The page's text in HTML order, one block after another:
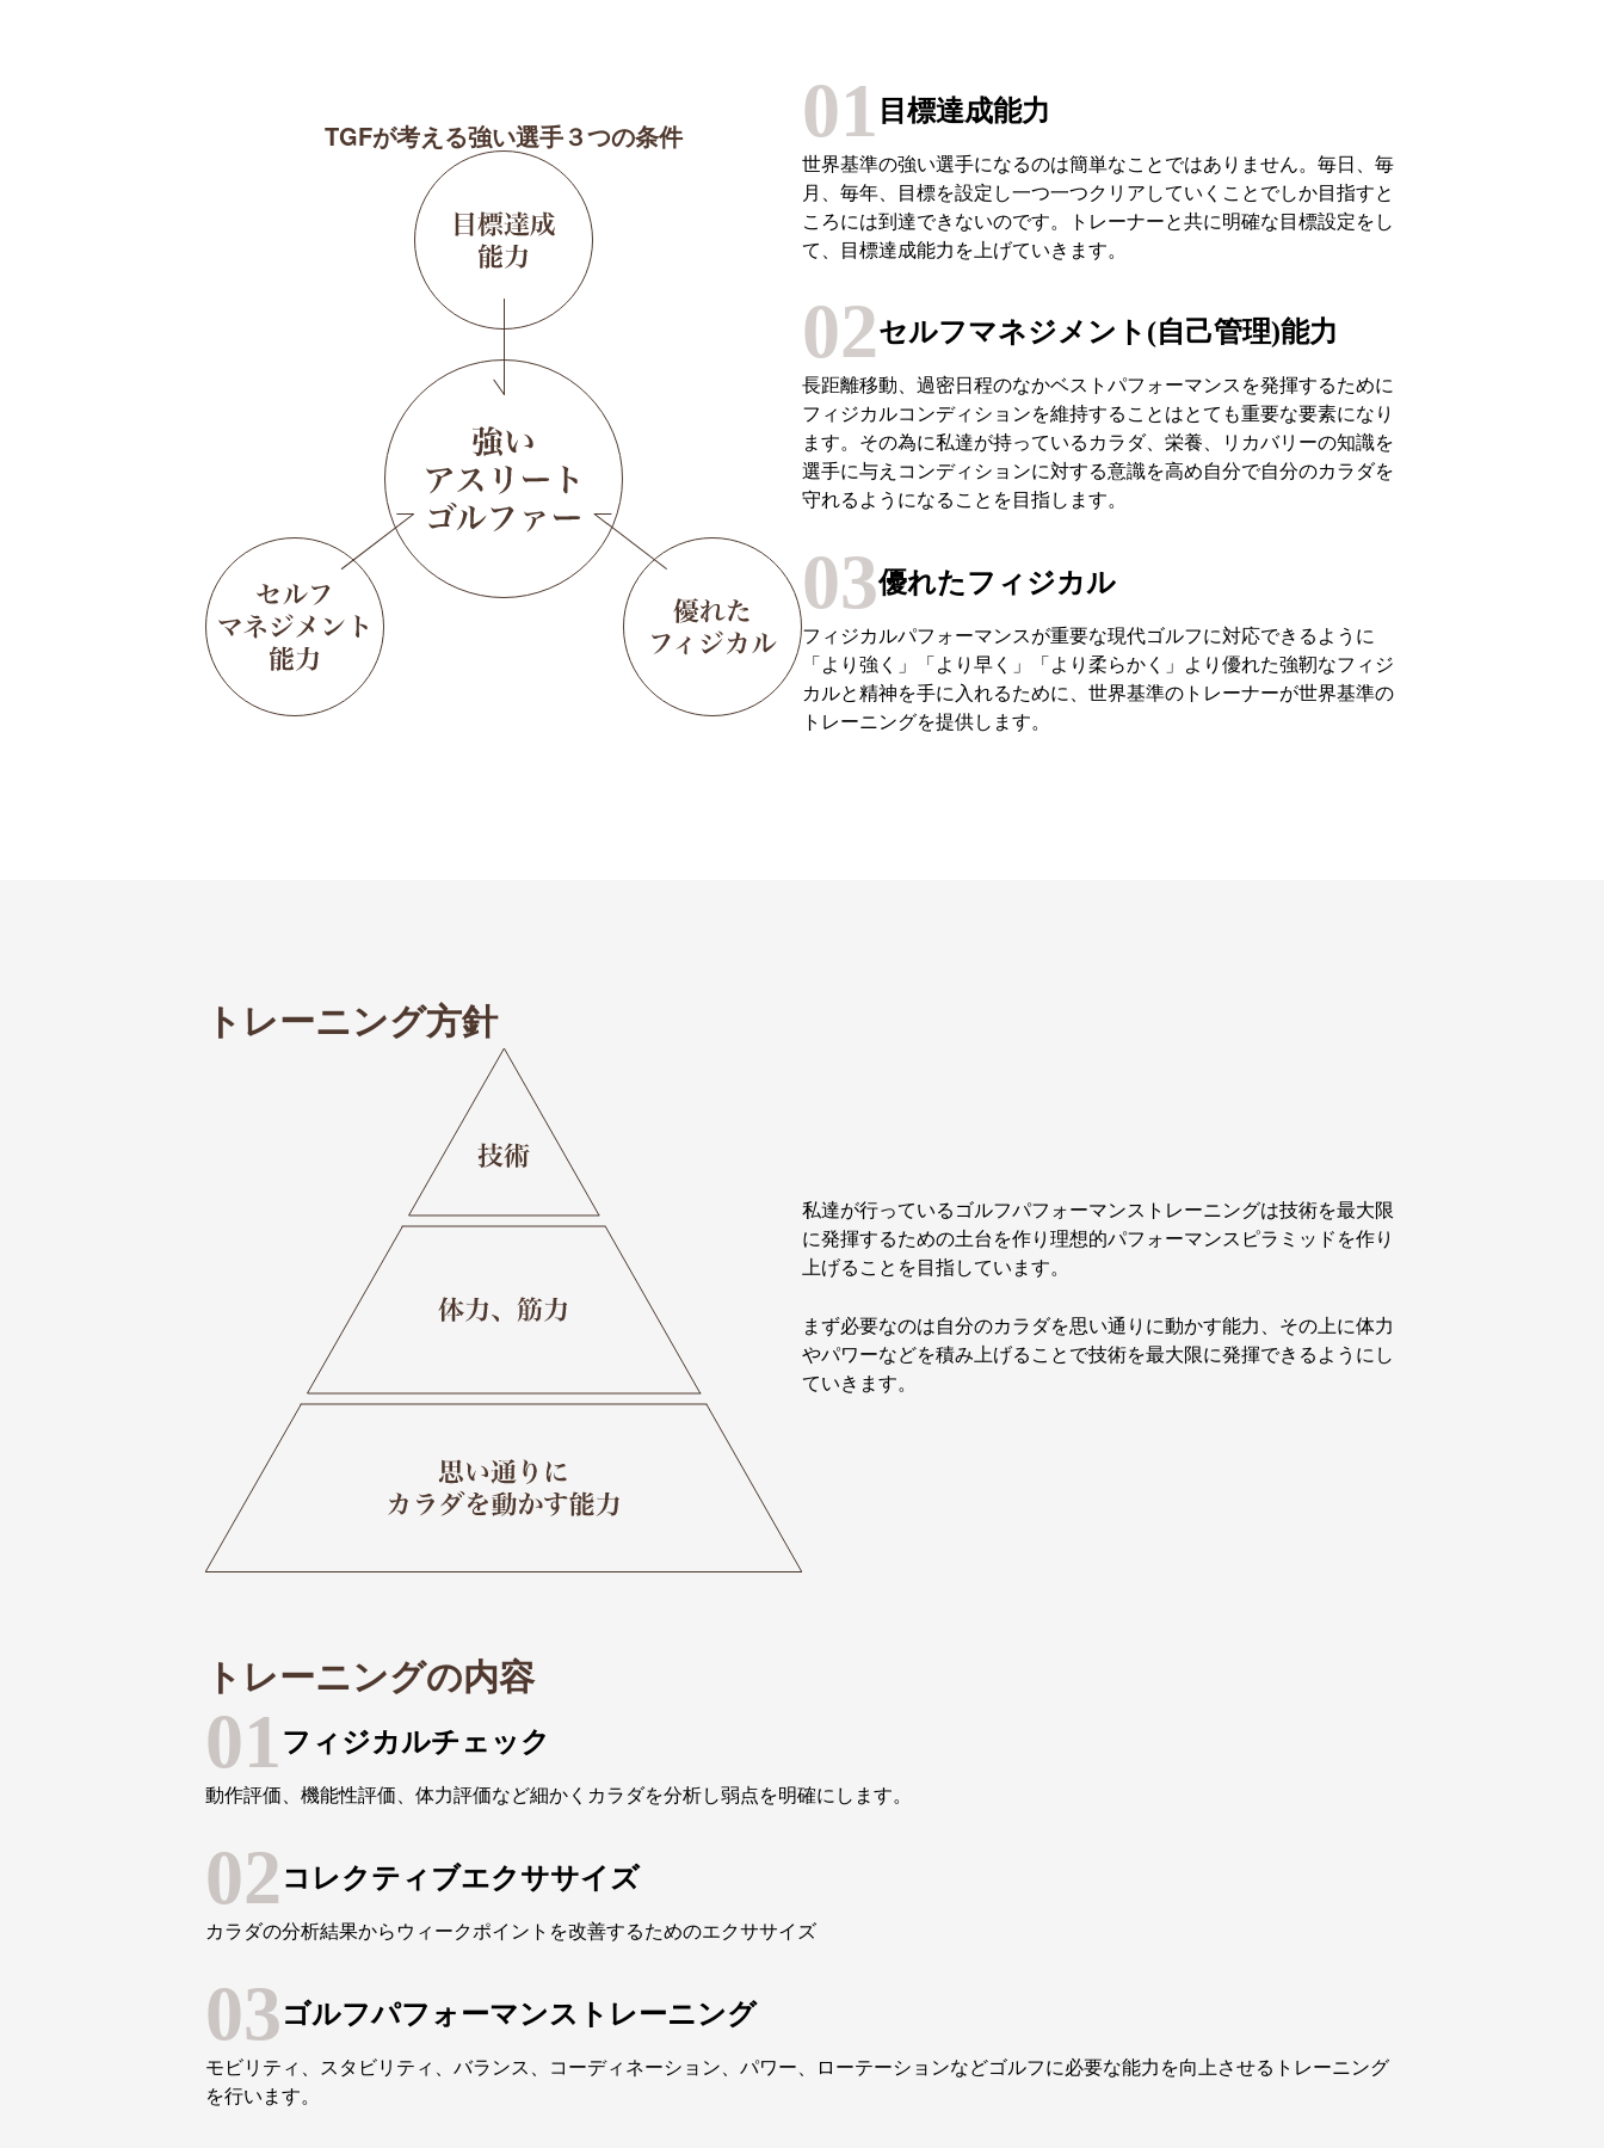
TGFが考える強い選手３つの条件 01 目標達成能力
世界基準の強い選手になるのは簡単なことではありません。毎日、毎
月、毎年、目標を設定し一つ一つクリアしていくことでしか目指すと
ころには到達できないのです。トレーナーと共に明確な目標設定をし
て、目標達成能力を上げていきます。
02セルフマネジメント(自己管理)能力
長距離移動、過密日程のなかベストパフォーマンスを発揮するために
フィジカルコンディションを維持することはとても重要な要素になり
ます。その為に私達が持っているカラダ、栄養、リカバリーの知識を
選手に与えコンディションに対する意識を高め自分で自分のカラダを
守れるようになることを目指します。
03優れたフィジカル
フィジカルパフォーマンスが重要な現代ゴルフに対応できるように
「より強く」「より早く」「より柔らかく」より優れた強靭なフィジ
カルと精神を手に入れるために、世界基準のトレーナーが世界基準の
トレーニングを提供します。
トレーニング方針
私達が行っているゴルフパフォーマンストレーニングは技術を最大限
に発揮するための土台を作り理想的パフォーマンスピラミッドを作り
上げることを目指しています。
まず必要なのは自分のカラダを思い通りに動かす能力、その上に体力
やパワーなどを積み上げることで技術を最大限に発揮できるようにし
ていきます。
トレーニングの内容
01フィジカルチェック
動作評価、機能性評価、体力評価など細かくカラダを分析し弱点を明確にします。
02 コレクティブエクササイズ
カラダの分析結果からウィークポイントを改善するためのエクササイズ
03ゴルフパフォーマンストレーニング
モビリティ、スタビリティ、バランス、コーディネーション、パワー、ローテーションなどゴルフに必要な能力を向上させるトレーニング
を行います。